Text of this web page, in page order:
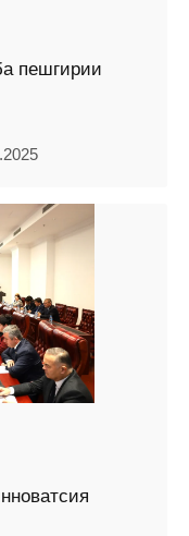
пешгирии